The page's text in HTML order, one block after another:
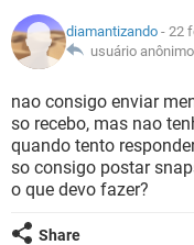
GUIA DE COMPRAS
OUTLOOK
INSTAGRAM
GUIA DE COMPRAS
CELULAR
INSTAGRAM
GUIA DE COMPRAS
GLOSSÁRIO
JOGOS
CELULAR
OUTLOOK
INSTAGRAM
diamantizando - 22
usuário
nao consigo enviar
so recebo, mas nao
quando tento
so consigo postar
o que devo fazer?
Share